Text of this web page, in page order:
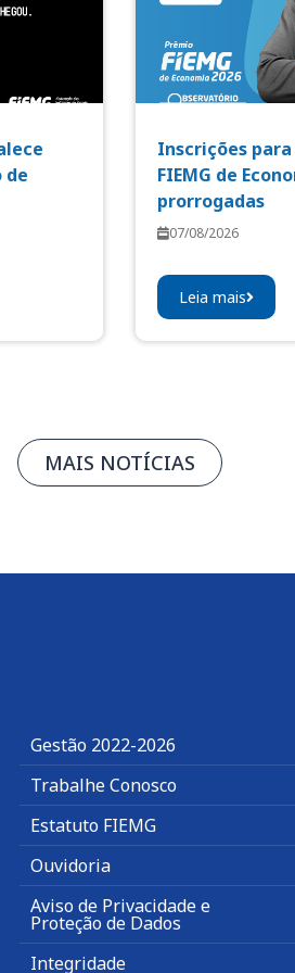
de
Inscrições
FIEMG de
prorrogadas
07/08/2026
Leia mais
MAIS NOTÍCIAS
Gestão 2022-2026
Trabalhe Conosco
Estatuto FIEMG
Ouvidoria
Aviso de Privacidade e
Proteção de Dados
Integridade